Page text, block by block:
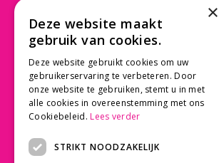
3997 MK 't Goy
030 - 60 11 365
info@tuincentrumdebruijn.nl
Betaalinformatie
×
Deze website maakt
gebruik van cookies.
Deze website gebruikt cookies om uw
gebruikerservaring te verbeteren. Door
onze website te gebruiken, stemt u in met
alle cookies in overeenstemming met ons
Cookiebeleid. Lees verder
STRIKT NOODZAKELIJK